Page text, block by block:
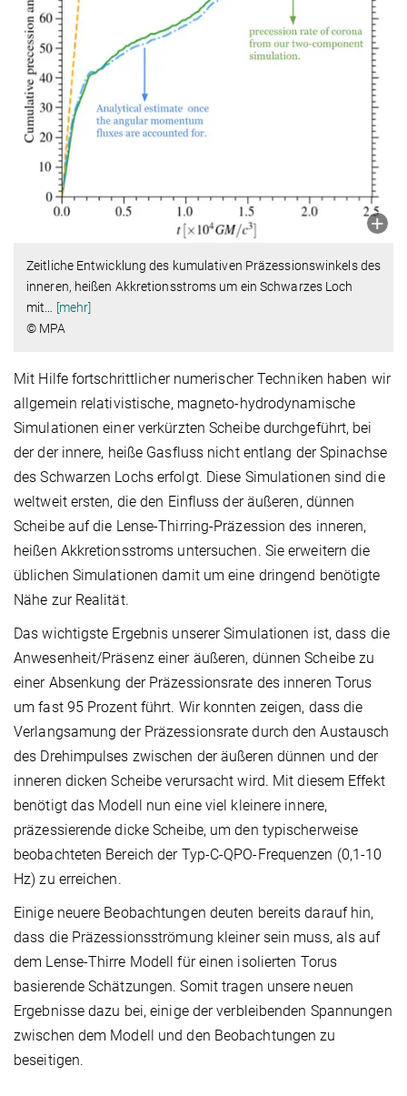
Zeitliche Entwicklung des kumulativen Präzessionswinkels des
inneren, heißen Akkretionsstroms um ein Schwarzes Loch
mit
[mehr]
© MPA
Mit Hilfe fortschrittlicher numerischer Techniken haben wir
allgemein relativistische, magneto-hydrodynamische
Simulationen einer verkürzten Scheibe durchgeführt, bei
der der innere, heiße Gasfluss nicht entlang der Spinachse
des Schwarzen Lochs erfolgt. Diese Simulationen sind die
weltweit ersten, die den Einfluss der äußeren, dünnen
Scheibe auf die Lense-Thirring-Präzession des inneren,
heißen Akkretionsstroms untersuchen. Sie erweitern die
üblichen Simulationen damit um eine dringend benötigte
Nähe zur Realität.
Das wichtigste Ergebnis unserer Simulationen ist, dass die
Anwesenheit/Präsenz einer äußeren, dünnen Scheibe zu
einer Absenkung der Präzessionsrate des inneren Torus
um fast 95 Prozent führt. Wir konnten zeigen, dass die
Verlangsamung der Präzessionsrate durch den Austausch
des Drehimpulses zwischen der äußeren dünnen und der
inneren dicken Scheibe verursacht wird. Mit diesem Effekt
benötigt das Modell nun eine viel kleinere innere,
präzessierende dicke Scheibe, um den typischerweise
beobachteten Bereich der Typ-C-QPO-Frequenzen (0,1-10
Hz) zu erreichen.
Einige neuere Beobachtungen deuten bereits darauf hin,
dass die Präzessionsströmung kleiner sein muss, als auf
dem Lense-Thirre Modell für einen isolierten Torus
basierende Schätzungen. Somit tragen unsere neuen
Ergebnisse dazu bei, einige der verbleibenden Spannungen
zwischen dem Modell und den Beobachtungen zu
beseitigen.